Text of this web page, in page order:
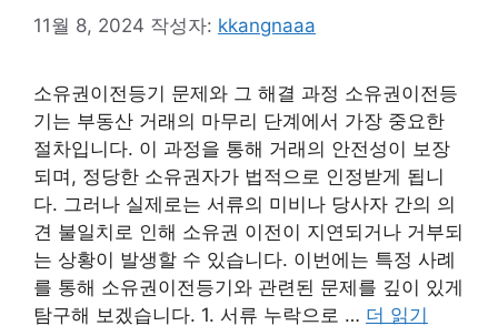
11월 8, 2024 작성자: kkangnaaa
소유권이전등기 문제와 그 해결 과정 소유권이전등
기는 부동산 거래의 마무리 단계에서 가장 중요한
절차입니다. 이 과정을 통해 거래의 안전성이 보장
되며, 정당한 소유권자가 법적으로 인정받게 됩니
다. 그러나 실제로는 서류의 미비나 당사자 간의 의
견 불일치로 인해 소유권 이전이 지연되거나 거부되
는 상황이 발생할 수 있습니다. 이번에는 특정 사례
를 통해 소유권이전등기와 관련된 문제를 깊이 있게
탐구해 보겠습니다. 1. 서류 누락으로 … 더 읽기